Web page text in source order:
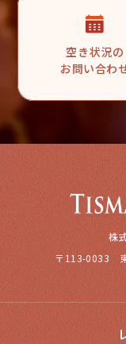
空き状況の
お問い合わ
〒113-0033